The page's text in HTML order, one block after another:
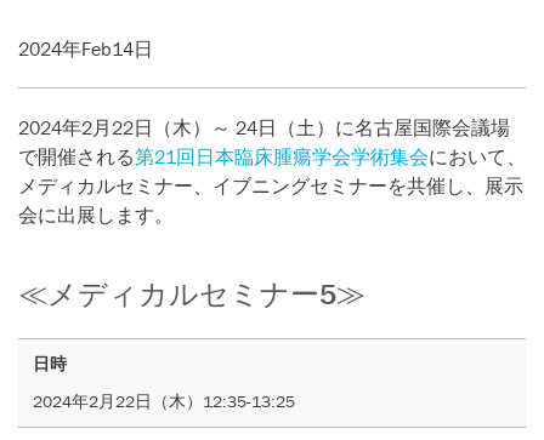
2024年Feb14日
2024年2月22日（木）～ 24日（土）に名古屋国際会議場
で開催される第21回日本臨床腫瘍学会学術集会において、
メディカルセミナー、イブニングセミナーを共催し、展示
会に出展します。
≪メディカルセミナー5≫
日時
2024年2月22日（木）12:35-13:25